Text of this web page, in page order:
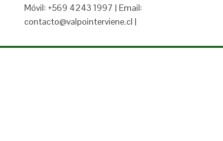
Móvil: +569 4243 1997 | Email:
contacto@valpointerviene.cl |